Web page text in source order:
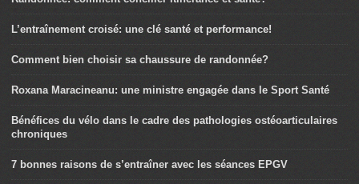
L’entraînement croisé: une clé santé et performance!
Comment bien choisir sa chaussure de randonnée?
Roxana Maracineanu: une ministre engagée dans le Sport Santé
Bénéfices du vélo dans le cadre des pathologies ostéoarticulaires
chroniques
7 bonnes raisons de s’entraîner avec les séances EPGV